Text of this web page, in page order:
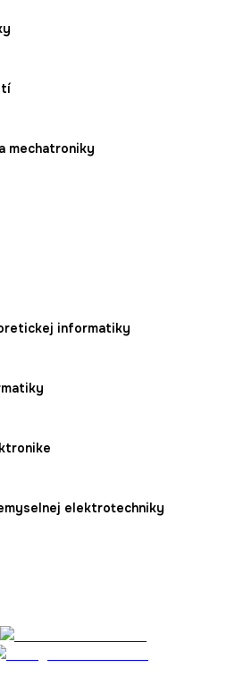
mechatroniky
informatiky
elektrotechniky